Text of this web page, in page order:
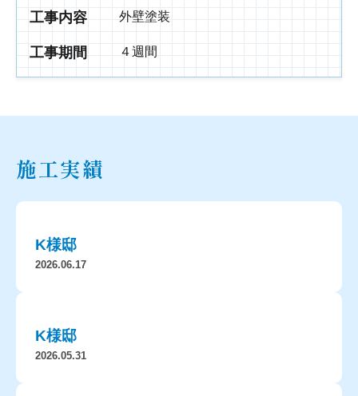
工事内容 外壁塗装
工事期間 ４週間
施工実績
K様邸
2026.06.17
K様邸
2026.05.31